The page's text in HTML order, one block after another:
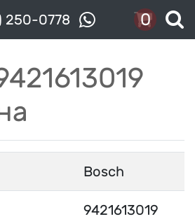
250-0778 0
Bosch
9421613019